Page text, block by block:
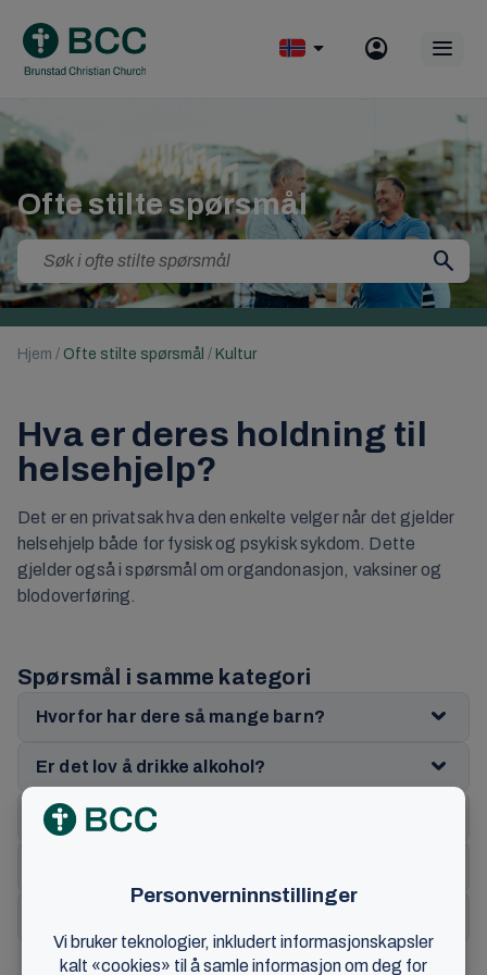
content
Ofte stilte spørsmål
Search
for:
Hjem / Ofte stilte spørsmål / Kultur
Hva er deres holdning til
helsehjelp?
Det er en privatsak hva den enkelte velger når det gjelder
helsehjelp både for fysisk og psykisk sykdom. Dette
gjelder også i spørsmål om organdonasjon, vaksiner og
blodoverføring.
Spørsmål i samme kategori
Hvorfor har dere så mange barn?
Er det lov å drikke alkohol?
Hva mener dere om abort?